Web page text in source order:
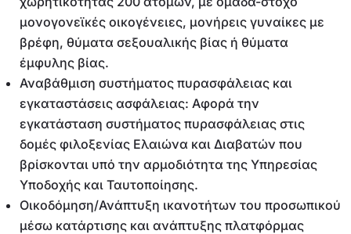
μονογονεϊκές οικογένειες, μονήρεις γυναίκες με
βρέφη, θύματα σεξουαλικής βίας ή θύματα
έμφυλης βίας.
Αναβάθμιση συστήματος πυρασφάλειας και
εγκαταστάσεις ασφάλειας: Αφορά την
εγκατάσταση συστήματος πυρασφάλειας στις
δομές φιλοξενίας Ελαιώνα και Διαβατών που
βρίσκονται υπό την αρμοδιότητα της Υπηρεσίας
Υποδοχής και Ταυτοποίησης.
Οικοδόμηση/Ανάπτυξη ικανοτήτων του προσωπικού
μέσω κατάρτισης και ανάπτυξης πλατφόρμας